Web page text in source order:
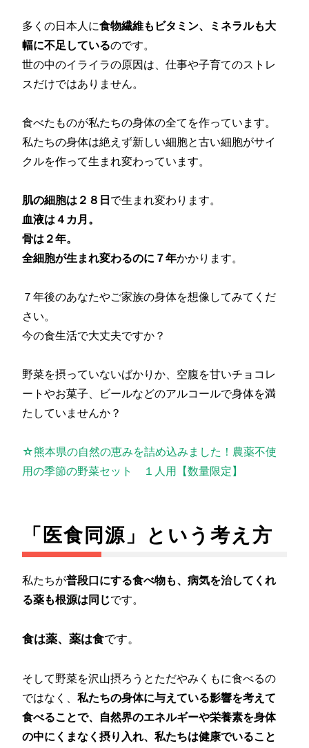
多くの日本人に食物繊維もビタミン、ミネラルも大
幅に不足しているのです。
世の中のイライラの原因は、仕事や子育てのストレ
スだけではありません。
食べたものが私たちの身体の全てを作っています。
私たちの身体は絶えず新しい細胞と古い細胞がサイ
クルを作って生まれ変わっています。
肌の細胞は２８日で生まれ変わります。
血液は４カ月。
骨は２年。
全細胞が生まれ変わるのに７年かかります。
７年後のあなたやご家族の身体を想像してみてくだ
さい。
今の食生活で大丈夫ですか？
野菜を摂っていないばかりか、空腹を甘いチョコレ
ートやお菓子、ビールなどのアルコールで身体を満
たしていませんか？
☆熊本県の自然の恵みを詰め込みました！農薬不使
用の季節の野菜セット １人用【数量限定】
「医食同源」という考え方
私たちが普段口にする食べ物も、病気を治してくれ
る薬も根源は同じです。
食は薬、薬は食です。
そして野菜を沢山摂ろうとただやみくもに食べるの
ではなく、私たちの身体に与えている影響を考えて
食べることで、自然界のエネルギーや栄養素を身体
の中にくまなく摂り入れ、私たちは健康でいること